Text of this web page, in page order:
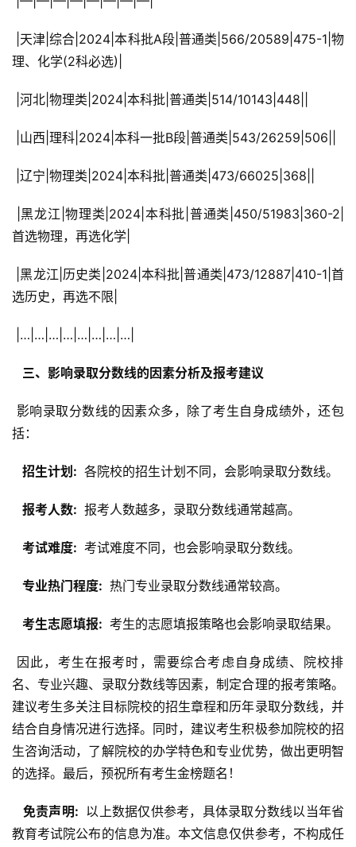
理、化学(2科必选)|
|河北|物理类|2024|本科批|普通类|514/10143|448||
|山西|理科|2024|本科一批B段|普通类|543/26259|506||
|辽宁|物理类|2024|本科批|普通类|473/66025|368||
首选物理，再选化学|
选历史，再选不限|
|…|…|…|…|…|…|…|…|
  三、影响录取分数线的因素分析及报考建议
括：
  招生计划:
各院校的招生计划不同，会影响录取分数线。
  报考人数:
报考人数越多，录取分数线通常越高。
  考试难度:
考试难度不同，也会影响录取分数线。
  专业热门程度:
热门专业录取分数线通常较高。
  考生志愿填报:
考生的志愿填报策略也会影响录取结果。
名、专业兴趣、录取分数线等因素，制定合理的报考策略。
建议考生多关注目标院校的招生章程和历年录取分数线，并
结合自身情况进行选择。同时，建议考生积极参加院校的招
生咨询活动，了解院校的办学特色和专业优势，做出更明智
的选择。最后，预祝所有考生金榜题名！
  免责声明:
以上数据仅供参考，具体录取分数线以当年省
教育考试院公布的信息为准。本文信息仅供参考，不构成任